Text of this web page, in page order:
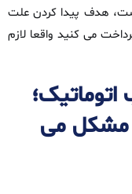
هدف پیدا کردن علت
می‌ کنید واقعا لازم
اتوماتیک؛
مشکل می‌